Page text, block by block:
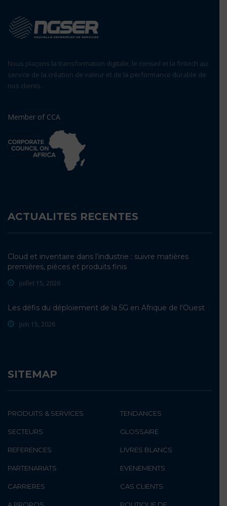
Nous plaçons la transformation digitale, le conseil et la fintech au
service de la création de valeur et de la performance durable de
nos clients.
Member of CCA
ACTUALITES RECENTES
Cloud et inventaire dans l’industrie : suivre matières
premières, pièces et produits finis
juillet 15, 2026
Les défis du déploiement de la 5G en Afrique de l’Ouest
juin 15, 2026
SITEMAP
PRODUITS & SERVICES TENDANCES
SECTEURS GLOSSAIRE
REFERENCES LIVRES BLANCS
PARTENARIATS EVENEMENTS
CARRIERES CAS CLIENTS
A PROPOS POLITIQUE DE